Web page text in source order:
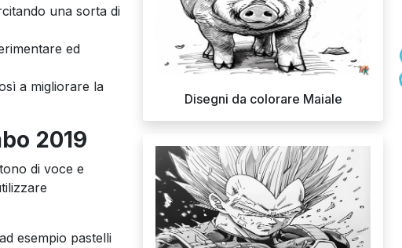
una sorta di
ed
a migliorare la
2019
di voce e
esempio pastelli
Disegni da colorare Maiale